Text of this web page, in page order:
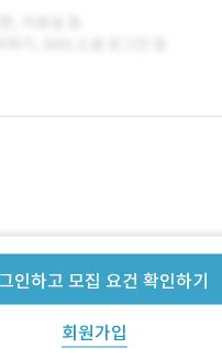
인하고 모집 요건 확인하기
회원가입